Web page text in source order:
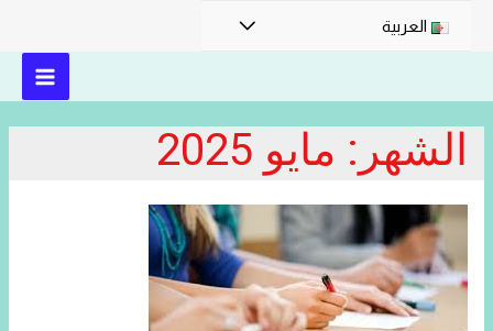
العربية القائمة
الشهر: مايو 2025